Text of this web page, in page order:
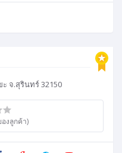
จ.สุรินทร์ 32150
งลูกค้า)